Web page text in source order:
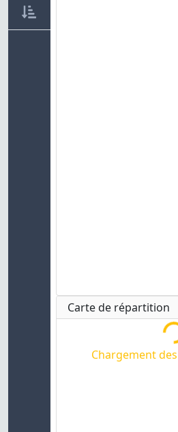
Carte de répartition
Chargement des informations...
Chargement